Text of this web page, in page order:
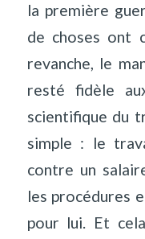
la première
de choses ont
revanche, le
resté fidèle
scientifique du
simple : le
contre un
les procédures
pour lui. Et